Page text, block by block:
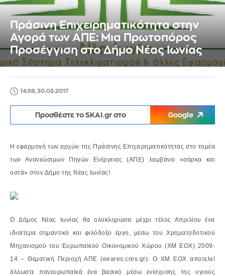
Πράσινη Επιχειρηματικότητα στην
Αγορά των ΑΠΕ: Μια Πρωτοπόρος
Προσέγγιση στο Δήμο Νέας Ιωνίας
14:59, 30.03.2017
Προσθέστε το SKAI.gr στο Google
Η εφαρμογή των αρχών της Πράσινης Επιχειρηματικότητας στο τομέα
των Ανανεώσιμων Πηγών Ενέργειας (ΑΠΕ) λαμβάνει «σάρκα και
οστά» στον Δήμο της Νέας Ιωνίας!
O Δήμος Νέας Ιωνίας θα ολοκληρώσει μέχρι τέλος Απριλίου ένα
ιδιαίτερα σημαντικό και φιλόδοξο έργο, μέσω του Χρηματοδοτικού
Μηχανισμού του Ευρωπαϊκού Οικονομικού Χώρου (ΧΜ ΕΟΧ) 2009-
14 – Θεματική Περιοχή ΑΠΕ (eeares.cres.gr). Ο ΧΜ ΕΟΧ αποτελεί
άλλωστε πανευρωπαϊκά ένα βασικό μέσω ενίσχυσης της υγιούς